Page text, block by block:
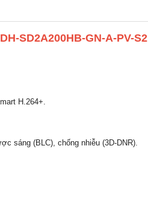
SD2A200HB-GN-A-PV-S2
H.264+.
sáng (BLC), chống nhiễu (3D-DNR).